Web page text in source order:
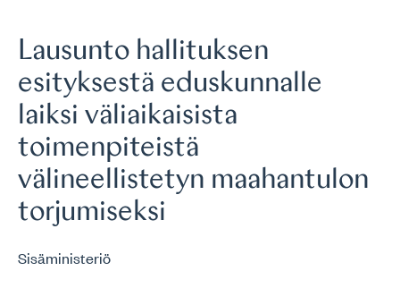
Lausunto hallituksen
esityksestä eduskunnalle
laiksi väliaikaisista
toimenpiteistä
välineellistetyn maahantulon
torjumiseksi
Sisäministeriö